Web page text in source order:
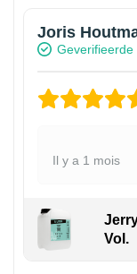
Joris
Geverifieerde
Il y a 1 mois
Vol.